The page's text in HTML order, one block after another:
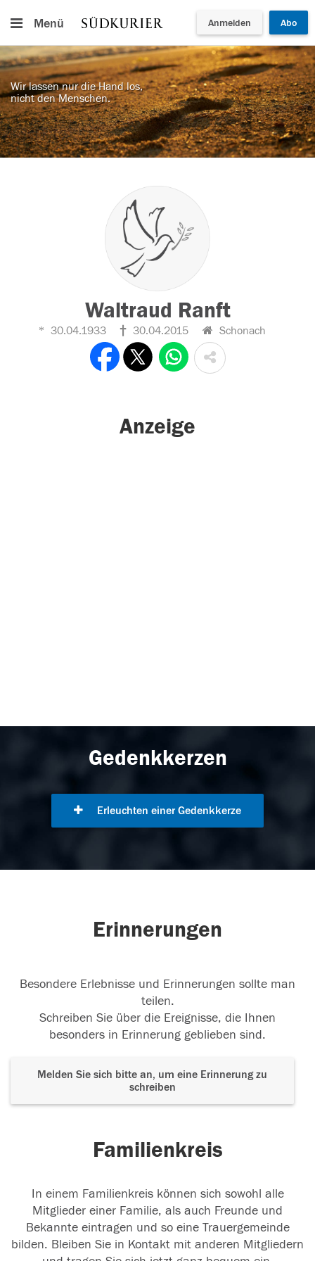
Menü Anmelden Abo
Wir lassen nur die Hand los,
nicht den Menschen.
Waltraud Ranft
30.04.1933 30.04.2015 Schonach
Anzeige
Gedenkkerzen
Erleuchten einer Gedenkkerze
Erinnerungen
Besondere Erlebnisse und Erinnerungen sollte man
teilen.
Schreiben Sie über die Ereignisse, die Ihnen
besonders in Erinnerung geblieben sind.
Melden Sie sich bitte an, um eine Erinnerung zu
schreiben
Familienkreis
In einem Familienkreis können sich sowohl alle
Mitglieder einer Familie, als auch Freunde und
Bekannte eintragen und so eine Trauergemeinde
bilden. Bleiben Sie in Kontakt mit anderen Mitgliedern